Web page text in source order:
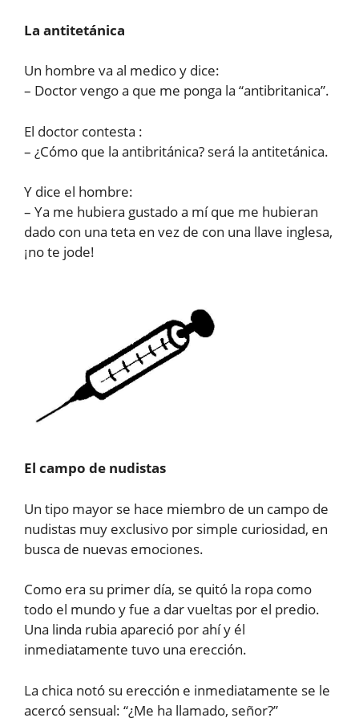
La antitetánica
Un hombre va al medico y dice:
– Doctor vengo a que me ponga la “antibritanica”.
El doctor contesta :
– ¿Cómo que la antibritánica? será la antitetánica.
Y dice el hombre:
– Ya me hubiera gustado a mí que me hubieran
dado con una teta en vez de con una llave inglesa,
¡no te jode!
El campo de nudistas
Un tipo mayor se hace miembro de un campo de
nudistas muy exclusivo por simple curiosidad, en
busca de nuevas emociones.
Como era su primer día, se quitó la ropa como
todo el mundo y fue a dar vueltas por el predio.
Una linda rubia apareció por ahí y él
inmediatamente tuvo una erección.
La chica notó su erección e inmediatamente se le
acercó sensual: “¿Me ha llamado, señor?”